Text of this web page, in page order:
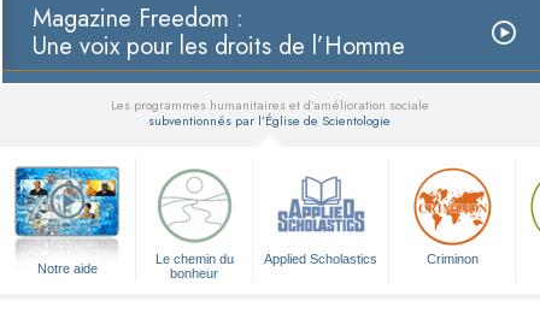
Magazine Freedom :
Une voix pour les droits de l’Homme
Les programmes humanitaires et d’amélioration sociale
subventionnés par l’Église de Scientologie
Notre aide
Le chemin du
bonheur
Applied Scholastics Criminon